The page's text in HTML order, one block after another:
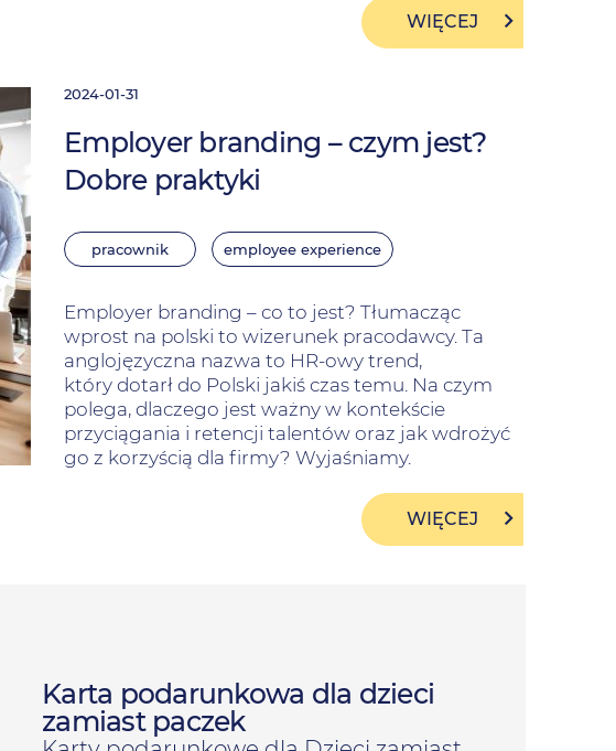
WIĘCEJ
2024-01-31
Employer branding – czym jest?
Dobre praktyki
pracownik employee experience
Employer branding – co to jest? Tłumacząc
wprost na polski to wizerunek pracodawcy. Ta
anglojęzyczna nazwa to HR-owy trend,
który dotarł do Polski jakiś czas temu. Na czym
polega, dlaczego jest ważny w kontekście
przyciągania i retencji talentów oraz jak wdrożyć
go z korzyścią dla firmy? Wyjaśniamy.
WIĘCEJ
Karta podarunkowa dla dzieci
zamiast paczek